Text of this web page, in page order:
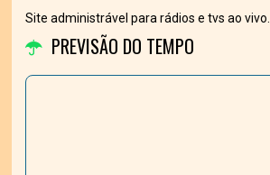
Site administrável para rádios e tvs ao vivo.
PREVISÃO DO TEMPO